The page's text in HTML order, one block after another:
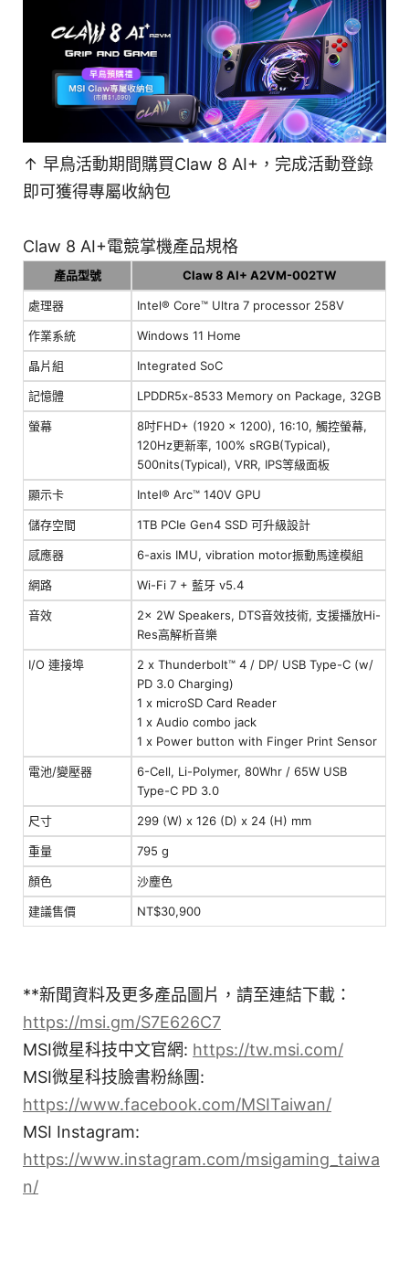
↑ 早鳥活動期間購買Claw 8 AI+，完成活動登錄
即可獲得專屬收納包
Claw 8 AI+電競掌機產品規格
產品型號 Claw 8 AI+ A2VM-002TW
處理器 Intel® Core™ Ultra 7 processor 258V
作業系統 Windows 11 Home
晶片組 Integrated SoC
記憶體 LPDDR5x-8533 Memory on Package, 32GB
螢幕
8吋FHD+ (1920 x 1200), 16:10, 觸控螢幕,
120Hz更新率, 100% sRGB(Typical),
500nits(Typical), VRR, IPS等級面板
顯示卡 Intel® Arc™ 140V GPU
儲存空間 1TB PCIe Gen4 SSD 可升級設計
感應器 6-axis IMU, vibration motor振動馬達模組
網路 Wi-Fi 7 + 藍牙 v5.4
音效
2x 2W Speakers, DTS音效技術, 支援播放Hi-
Res高解析音樂
I/O 連接埠
2 x Thunderbolt™ 4 / DP/ USB Type-C (w/
PD 3.0 Charging)
1 x microSD Card Reader
1 x Audio combo jack
1 x Power button with Finger Print Sensor
電池/變壓器
6-Cell, Li-Polymer, 80Whr / 65W USB
Type-C PD 3.0
尺寸 299 (W) x 126 (D) x 24 (H) mm
重量 795 g
顏色 沙塵色
建議售價 NT$30,900
**新聞資料及更多產品圖片，請至連結下載：
https://msi.gm/S7E626C7
MSI微星科技中文官網: https://tw.msi.com/
MSI微星科技臉書粉絲團:
https://www.facebook.com/MSITaiwan/
MSI Instagram:
https://www.instagram.com/msigaming_taiwa
n/